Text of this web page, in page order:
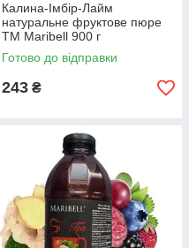
Калина-Імбір-Лайм
натуральне фруктове пюре
ТМ Maribell 900 г
Готово до відправки
243 ₴